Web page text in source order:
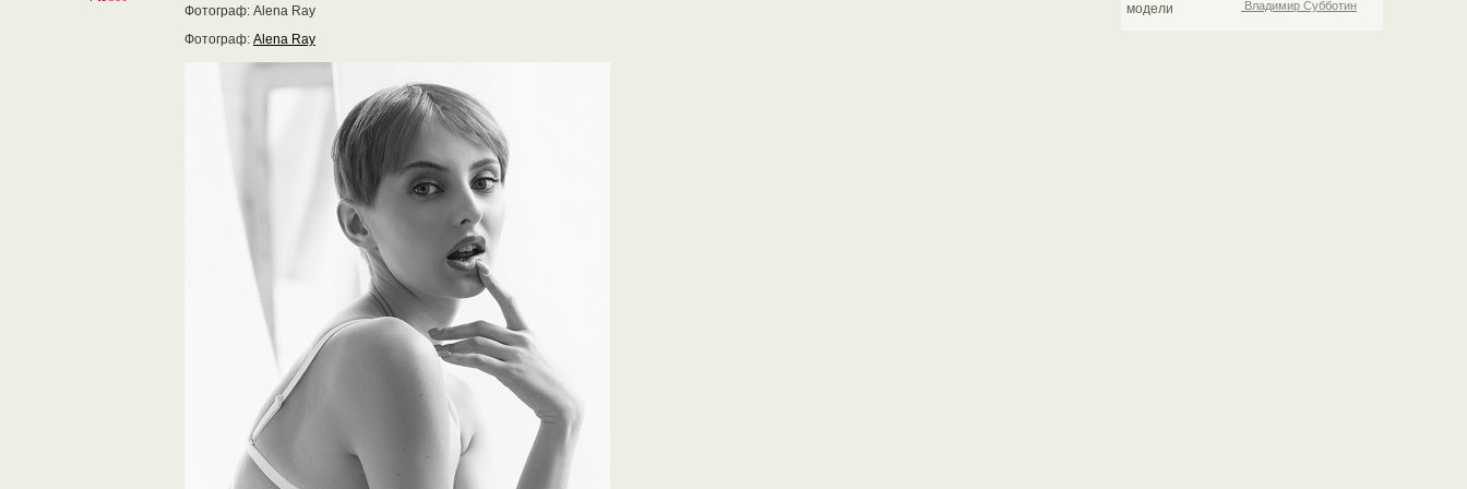
Фотограф: Alena Ray
Фотограф: Alena Ray
Владимир Субботин